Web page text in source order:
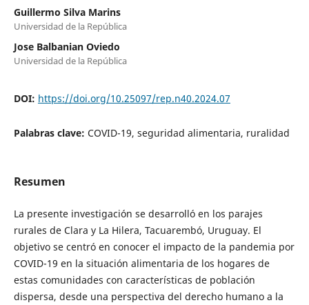
Guillermo Silva Marins
Universidad de la República
Jose Balbanian Oviedo
Universidad de la República
DOI: https://doi.org/10.25097/rep.n40.2024.07
Palabras clave: COVID-19, seguridad alimentaria, ruralidad
Resumen
La presente investigación se desarrolló en los parajes
rurales de Clara y La Hilera, Tacuarembó, Uruguay. El
objetivo se centró en conocer el impacto de la pandemia por
COVID-19 en la situación alimentaria de los hogares de
estas comunidades con características de población
dispersa, desde una perspectiva del derecho humano a la